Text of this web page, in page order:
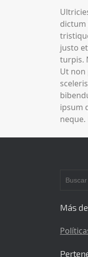
dictum
justo
turpis.
Ut non
ipsum
Más